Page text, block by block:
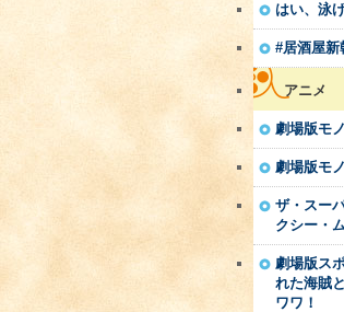
はい、泳
#居酒屋新
アニメ
劇場版モ
劇場版モ
ザ・スー
クシー・
劇場版ス
れた海賊
ワワ！